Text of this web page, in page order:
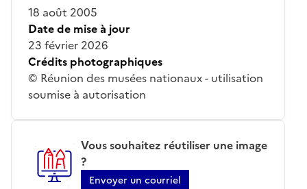
18 août 2005
Date de mise à jour
23 février 2026
Crédits photographiques
© Réunion des musées nationaux - utilisation
soumise à autorisation
Vous souhaitez réutiliser une image
?
Envoyer un courriel